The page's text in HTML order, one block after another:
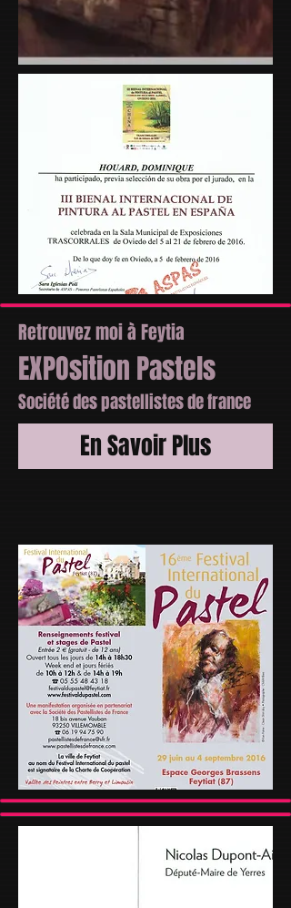
Retrouvez moi à Feytia
EXPOsition Pastels
Société des pastellistes de france
En Savoir Plus